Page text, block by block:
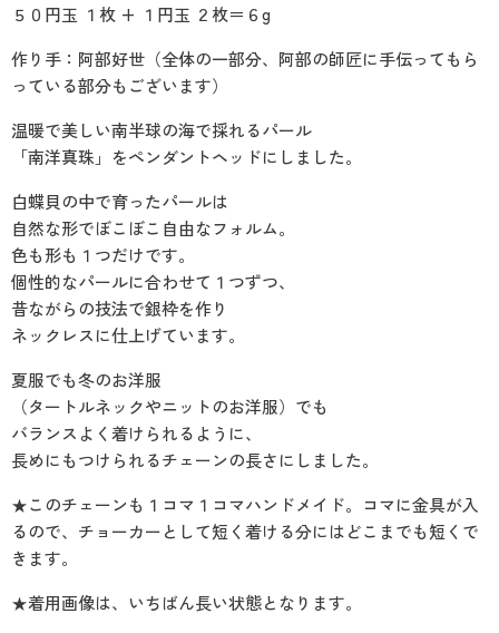
５０円玉 １枚 + １円玉 ２枚＝６g
作り手：阿部好世（全体の一部分、阿部の師匠に手伝ってもら
っている部分もございます）
温暖で美しい南半球の海で採れるパール
「南洋真珠」をペンダントヘッドにしました。
白蝶貝の中で育ったパールは
自然な形でぼこぼこ自由なフォルム。
色も形も１つだけです。
個性的なパールに合わせて１つずつ、
昔ながらの技法で銀枠を作り
ネックレスに仕上げています。
夏服でも冬のお洋服
（タートルネックやニットのお洋服）でも
バランスよく着けられるように、
長めにもつけられるチェーンの長さにしました。
★このチェーンも１コマ１コマハンドメイド。コマに金具が入
るので、チョーカーとして短く着ける分にはどこまでも短くで
きます。
★着用画像は、いちばん長い状態となります。